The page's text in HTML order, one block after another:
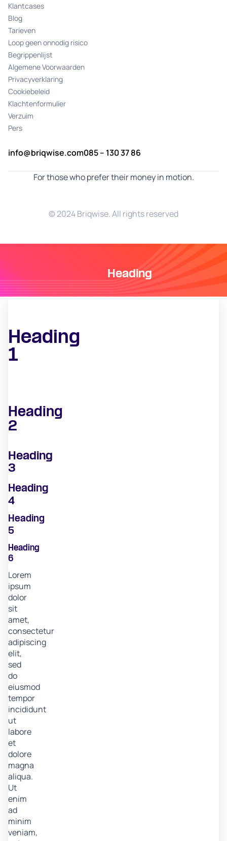
Klantcases
Blog
Tarieven
Loop geen onnodig risico
Begrippenlijst
Algemene Voorwaarden
Privacyverklaring
Cookiebeleid
Klachtenformulier
Verzuim
Pers
info@briqwise.com085 – 130 37 86
For those who prefer their money in motion.
© 2024 Briqwise. All rights reserved
Heading
Heading
1
Heading
2
Heading
3
Heading
4
Heading
5
Heading
6
Lorem
ipsum
dolor
sit
amet,
consectetur
adipiscing
elit,
sed
do
eiusmod
tempor
incididunt
ut
labore
et
dolore
magna
aliqua.
Ut
enim
ad
minim
veniam,